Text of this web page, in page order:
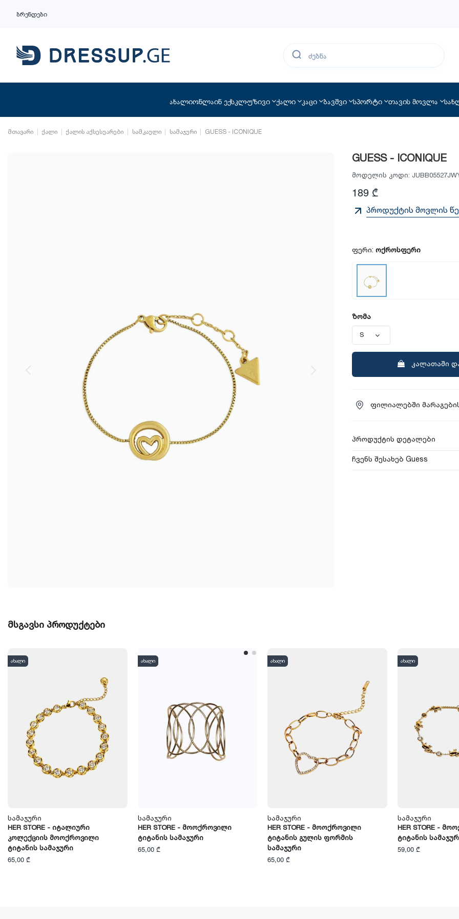
ბრენდები
ახალიონლაინ ექსკლუზივი ქალი კაცი ბავშვი სპორტი თავის მოვლა
მთავარი ქალი ქალის აქსესუარები სამკაული სამაჯური GUESS - ICONIQUE
GUESS - ICONIQUE
მოდელის კოდი:
189 ₾
პროდუქტის მოვლის
ფერი: ოქროსფერი
ზომა
კალათაში
ფილიალებში
პროდუქტის დეტალები
ჩვენს შესახებ Guess
მსგავსი პროდუქტები
ახალი
Სამაჯური
HER STORE - Იტალიური
Კოლექციის Მოოქროვილი
Ტიტანის Სამაჯური
65,00 ₾
ახალი
Სამაჯური
HER STORE - Მოოქროვილი
Ტიტანის Სამაჯური
65,00 ₾
ახალი
Სამაჯური
HER STORE - Მოოქროვილი
Ტიტანის Გულის Ფორმის
Სამაჯური
65,00 ₾
ახალი
Სამაჯური
HER STORE -
Ტიტანის
59,00 ₾